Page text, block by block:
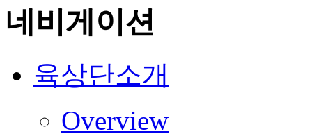
네비게이션
육상단소개
Overview